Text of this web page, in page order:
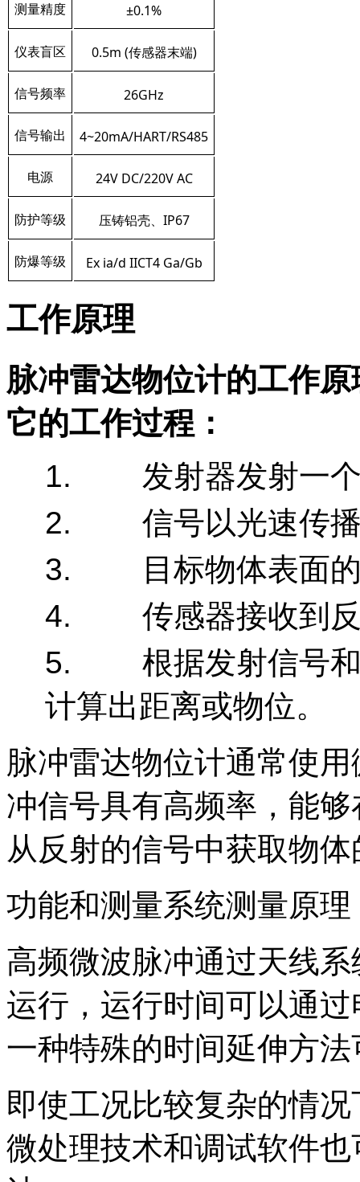
测量精度 ±0.1%
仪表盲区 0.5m (传感器末端)
信号频率 26GHz
信号输出 4~20mA/HART/RS485
电源 24V DC/220V AC
防护等级 压铸铝壳、 IP67
防爆等级 Ex ia/d IICT4 Ga/Gb
工作原理
脉冲雷达物位计的工作
它的工作过程：
1. 发射器发射一个
2. 信号以光速传播
3. 目标物体表面的
4. 传感器接收到反
5. 根据发射信号和
计算出距离或物位。
脉冲雷达物位计通常使
冲信号具有高频率，能
从反射的信号中获取物
功能和测量系统测量原理
高频微波脉冲通过天线
运行，运行时间可以通
一种特殊的时间延伸方
即使工况比较复杂的情
微处理技术和调试软件